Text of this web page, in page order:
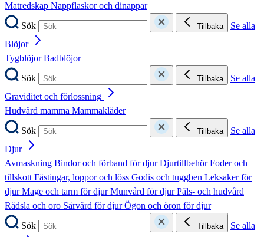
Matredskap Nappflaskor och dinappar
Sök
Tillbaka
Se alla
Blöjor
TygblöjorBadblöjor
Sök
Tillbaka
Se alla
Graviditet och förlossning
Hudvård mamma Mammakläder
Sök
Tillbaka
Se alla
Djur
Avmaskning Bindor och förband för djurDjurtillbehörFoder och
tillskottFästingar, loppor och löss Godis och tuggben Leksaker för
djurMage och tarm för djurMunvård för djurPäls- och hudvård
Rädsla och oro Sårvård för djurÖgon och öron för djur
Sök
Tillbaka
Se alla